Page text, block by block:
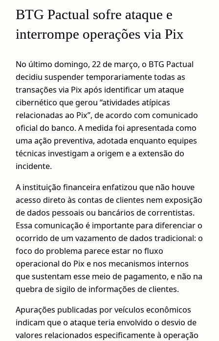
BTG Pactual sofre ataque e
interrompe operações via Pix
No último domingo, 22 de março, o BTG Pactual
decidiu suspender temporariamente todas as
transações via Pix após identificar um ataque
cibernético que gerou “atividades atípicas
relacionadas ao Pix”, de acordo com comunicado
oficial do banco. A medida foi apresentada como
uma ação preventiva, adotada enquanto equipes
técnicas investigam a origem e a extensão do
incidente.
A instituição financeira enfatizou que não houve
acesso direto às contas de clientes nem exposição
de dados pessoais ou bancários de correntistas.
Essa comunicação é importante para diferenciar o
ocorrido de um vazamento de dados tradicional: o
foco do problema parece estar no fluxo
operacional do Pix e nos mecanismos internos
que sustentam esse meio de pagamento, e não na
quebra de sigilo de informações de clientes.
Apurações publicadas por veículos econômicos
indicam que o ataque teria envolvido o desvio de
valores relacionados especificamente à operação